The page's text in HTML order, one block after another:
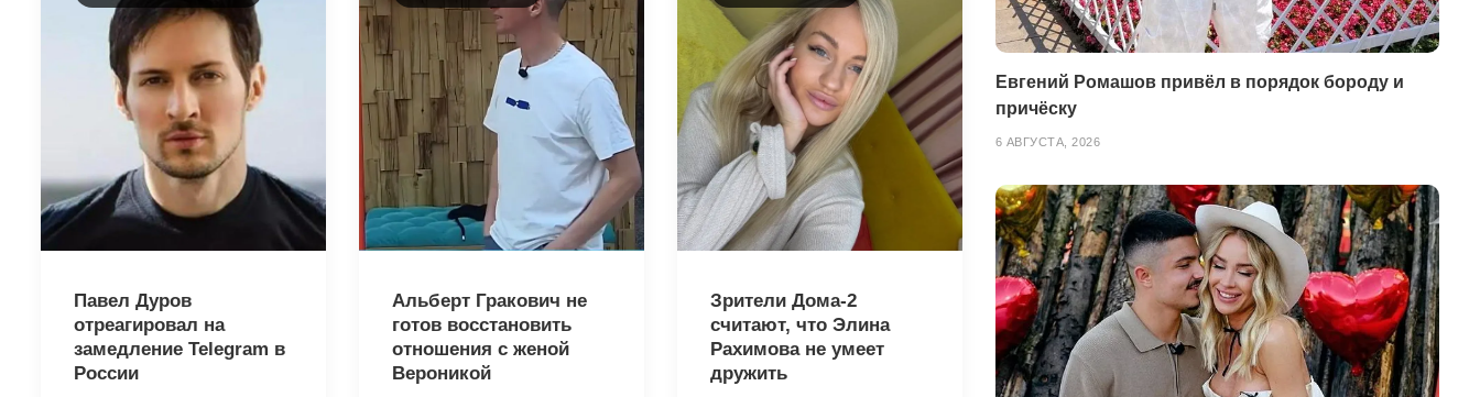
Павел Дуров
отреагировал на
замедление Telegram в
России
Альберт Гракович не
готов восстановить
отношения с женой
Вероникой
Зрители Дома-2
считают, что Элина
Рахимова не умеет
дружить
Евгений Ромашов привёл в порядок бороду и
причёску
6 АВГУСТА, 2026